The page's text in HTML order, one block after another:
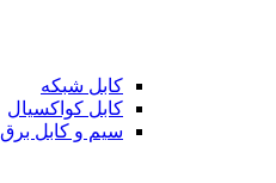
کابل شبکه
کابل کواکسیال
سیم و کابل برق